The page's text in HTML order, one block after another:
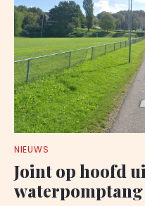
NIEUWS
Joint op hoofd